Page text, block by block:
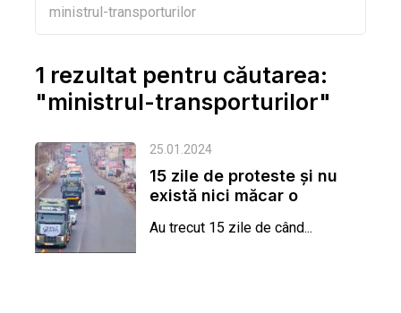
1 rezultat pentru căutarea:
"ministrul-transporturilor"
25.01.2024
15 zile de proteste şi nu
există nici măcar o
a...
Au trecut 15 zile de când...